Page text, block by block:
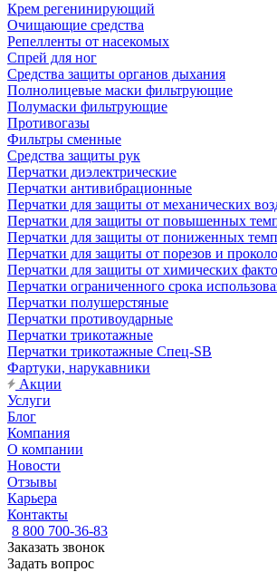
Крем регенинирующий
Очищающие средства
Репелленты от насекомых
Спрей для ног
Средства защиты органов дыхания
Полнолицевые маски фильтрующие
Полумаски фильтрующие
Противогазы
Фильтры сменные
Средства защиты рук
Перчатки диэлектрические
Перчатки антивибрационные
Перчатки для защиты от механических
Перчатки для защиты от повышенных
Перчатки для защиты от пониженных
Перчатки для защиты от порезов и
Перчатки для защиты от химических
Перчатки ограниченного срока
Перчатки полушерстяные
Перчатки противоударные
Перчатки трикотажные
Перчатки трикотажные Спец-SB
Фартуки, нарукавники
Акции
Услуги
Блог
Компания
О компании
Новости
Отзывы
Карьера
Контакты
8 800 700-36-83
Заказать звонок
Задать вопрос